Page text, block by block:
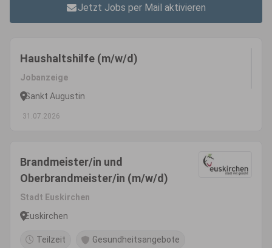
Jetzt Jobs per Mail aktivieren
Haushaltshilfe (m/w/d)
Jobanzeige
Sankt Augustin
31.07.2026
Brandmeister/in und
Oberbrandmeister/in (m/w/d)
Stadt Euskirchen
Euskirchen
Teilzeit Gesundheitsangebote